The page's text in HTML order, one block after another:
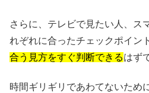
さらに、テレビで見たい人、ス
れぞれに合ったチェックポイン
合う見方をすぐ判断できるはず
時間ギリギリであわてないため